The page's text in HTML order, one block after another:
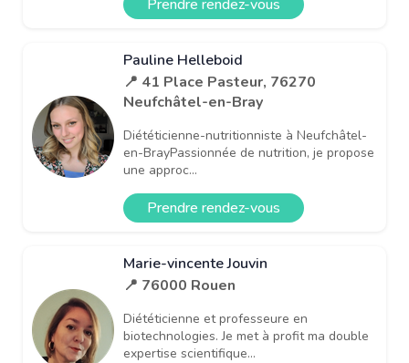
Prendre rendez-vous
Pauline Helleboid
📍 41 Place Pasteur, 76270
Neufchâtel-en-Bray
Diététicienne-nutritionniste à Neufchâtel-
en-BrayPassionnée de nutrition, je propose
une approc...
Prendre rendez-vous
Marie-vincente Jouvin
📍 76000 Rouen
Diététicienne et professeure en
biotechnologies. Je met à profit ma double
expertise scientifique...